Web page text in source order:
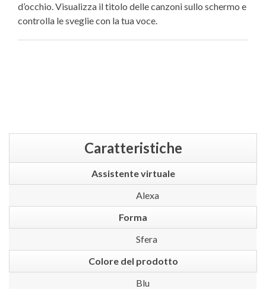
d’occhio. Visualizza il titolo delle canzoni sullo schermo e
controlla le sveglie con la tua voce.
Caratteristiche
Assistente virtuale
Alexa
Forma
Sfera
Colore del prodotto
Blu